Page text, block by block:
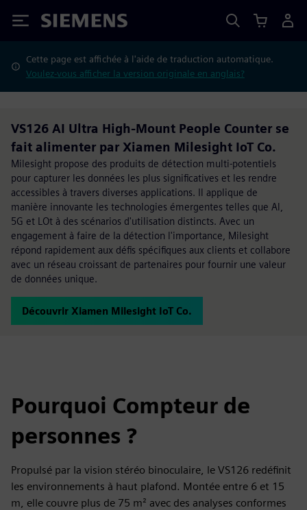
Siemens
Cette page est affichée à l'aide de traduction automatique.
Voulez-vous afficher la version originale en anglais?
VS126 AI Ultra High-Mount People Counter se
fait alimenter par Xiamen Milesight IoT Co.
Milesight propose des produits de détection multi-potentiels
pour capturer les données les plus significatives et les rendre
accessibles à travers diverses applications. Il applique de
manière innovante les technologies émergentes telles que Al,
5G et LOt à des scénarios d'utilisation distincts. Avec un
engagement à faire de la détection l'importance, Milesight
répond rapidement aux défis spécifiques aux clients et collabore
avec un réseau croissant de partenaires pour fournir une valeur
de données unique.
Découvrir Xiamen Milesight IoT Co.
Pourquoi Compteur de
personnes ?
Propulsé par la vision stéréo binoculaire, le VS126 redéfinit
les environnements à haut plafond. Montée entre 6 et 15
m, elle couvre plus de 75 m² avec des analyses conformes